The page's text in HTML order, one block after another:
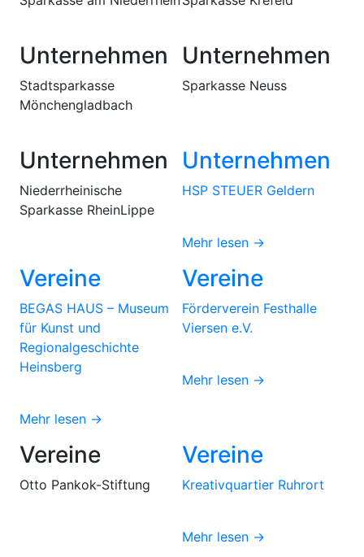
Unternehmen
Stadtsparkasse
Mönchengladbach
Unternehmen
Sparkasse Neuss
Unternehmen
Niederrheinische
Sparkasse RheinLippe
Unternehmen
HSP STEUER Geldern
Mehr lesen →
Vereine
BEGAS HAUS – Museum
für Kunst und
Regionalgeschichte
Heinsberg
Mehr lesen →
Vereine
Förderverein Festhalle
Viersen e.V.
Mehr lesen →
Vereine
Otto Pankok-Stiftung
Vereine
Kreativquartier Ruhrort
Mehr lesen →